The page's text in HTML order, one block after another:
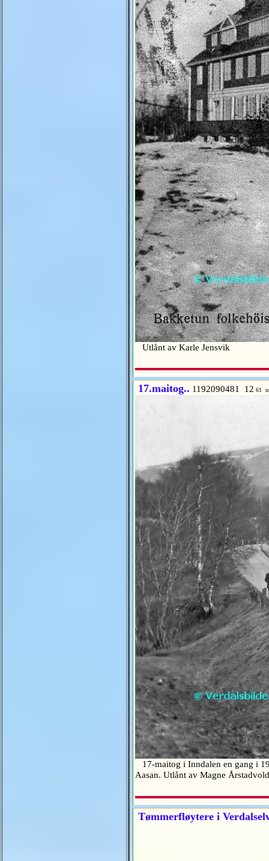
Utlånt av Karle Jensvik
17.maitog.. 1192090481 12 61
17-maitog i Inndalen en gang i
Aasan. Utlånt av Magne
Tømmerfløytere i